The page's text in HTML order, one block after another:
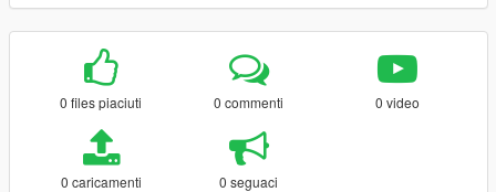
0 files piaciuti 0 commenti 0 video
0 caricamenti 0 seguaci